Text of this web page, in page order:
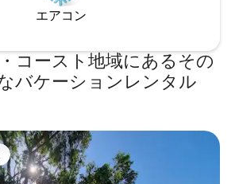
エアコン
コースト地域にあるその
バケーションレンタル
イスです。